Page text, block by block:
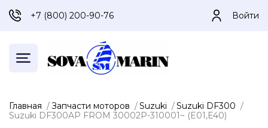
+7 (800) 200-90-76 Войти
Главная Запчасти моторов Suzuki
Suzuki DF300
Suzuki DF300AP FROM 30002P-310001~ (E01,E40)